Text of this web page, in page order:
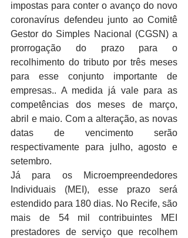
impostas para conter o avanço do novo
coronavírus defendeu junto ao Comitê
Gestor do Simples Nacional (CGSN) a
prorrogação do prazo para o
recolhimento do tributo por três meses
para esse conjunto importante de
empresas.. A medida já vale para as
competências dos meses de março,
abril e maio. Com a alteração, as novas
datas de vencimento serão
respectivamente para julho, agosto e
setembro.
Já para os Microempreendedores
Individuais (MEI), esse prazo será
estendido para 180 dias. No Recife, são
mais de 54 mil contribuintes MEI
prestadores de serviço que recolhem